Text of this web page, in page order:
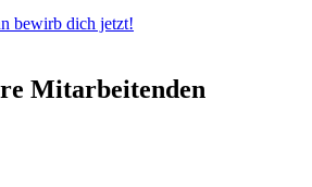
bewirb dich jetzt!
Mitarbeitenden